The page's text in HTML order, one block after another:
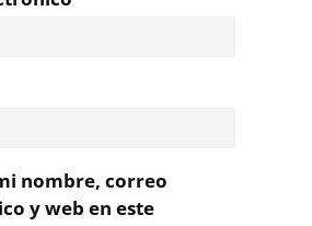
nombre, correo
y web en este